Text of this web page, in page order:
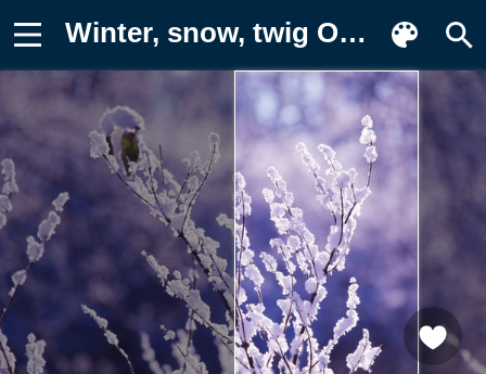
Winter, snow, twig Обои на телефон